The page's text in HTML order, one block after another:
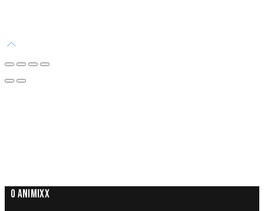
O ANIMIXX